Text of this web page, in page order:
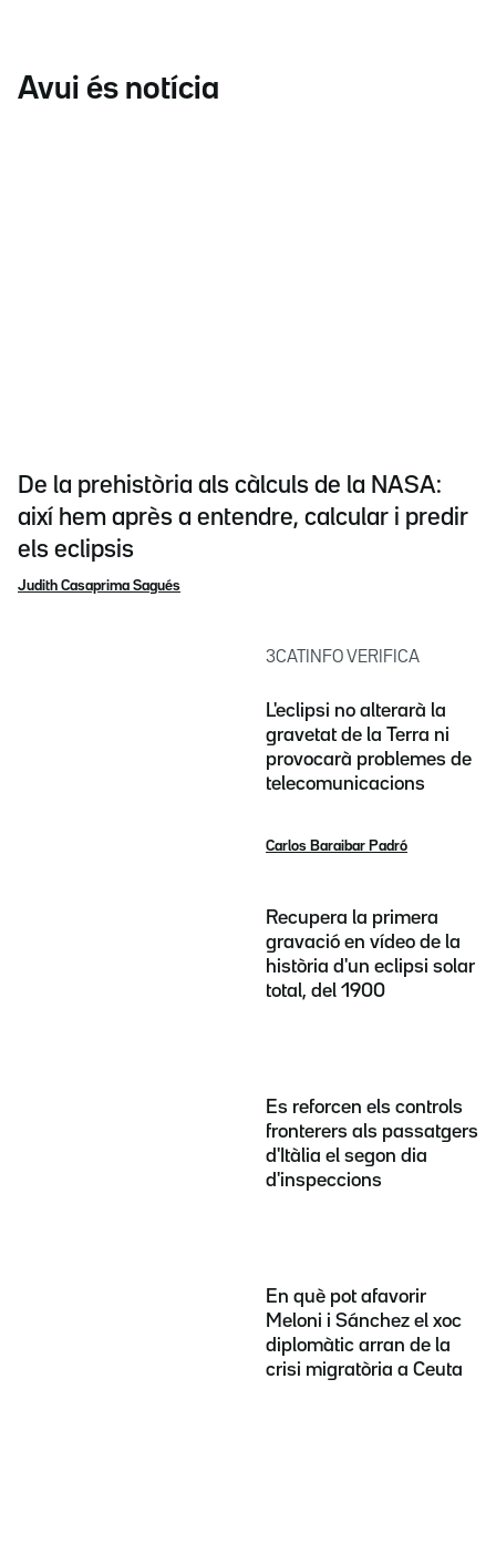
Avui és notícia
De la prehistòria als càlculs de la NASA:
així hem après a entendre, calcular i predir
els eclipsis
Judith Casaprima Sagués
3CATINFO VERIFICA
L'eclipsi no alterarà la
gravetat de la Terra ni
provocarà problemes de
telecomunicacions
Carlos Baraibar Padró
Recupera la primera
gravació en vídeo de la
història d'un eclipsi solar
total, del 1900
Es reforcen els controls
fronterers als passatgers
d'Itàlia el segon dia
d'inspeccions
En què pot afavorir
Meloni i Sánchez el xoc
diplomàtic arran de la
crisi migratòria a Ceuta